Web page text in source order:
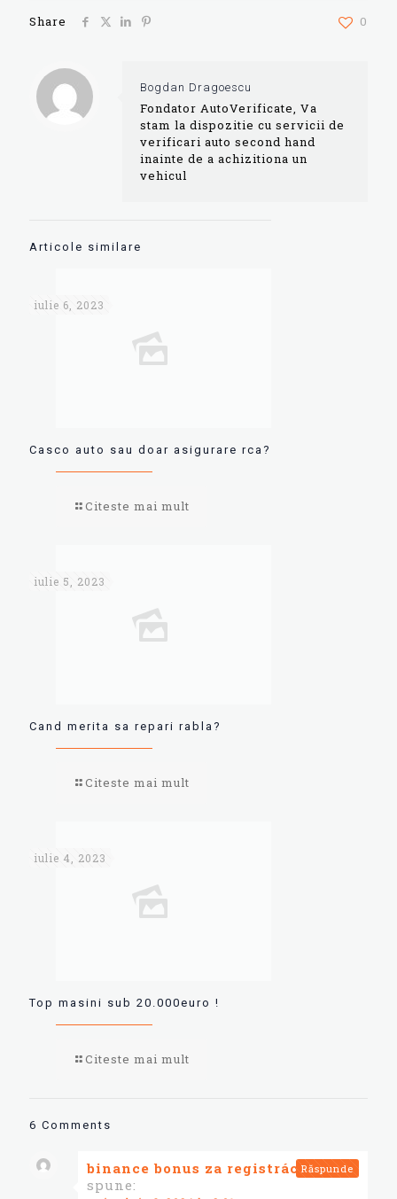
Share 0
Bogdan Dragoescu
Fondator AutoVerificate, Va
stam la dispozitie cu servicii de
verificari auto second hand
inainte de a achizitiona un
vehicul
Articole similare
iulie 6, 2023
Casco auto sau doar asigurare rca?
Citeste mai mult
iulie 5, 2023
Cand merita sa repari rabla?
Citeste mai mult
iulie 4, 2023
Top masini sub 20.000euro !
Citeste mai mult
6 Comments
binance bonus za registráciu
spune:
Răspunde